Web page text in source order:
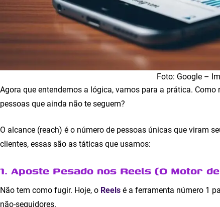
Foto: Google –
Agora que entendemos a lógica, vamos para a prática.
pessoas que ainda não te seguem?
O alcance (reach) é o número de pessoas únicas que viram
clientes, essas são as táticas que usamos:
1. Aposte Pesado nos Reels (O Motor
Não tem como fugir. Hoje, o Reels é a ferramenta número 1
não-seguidores.